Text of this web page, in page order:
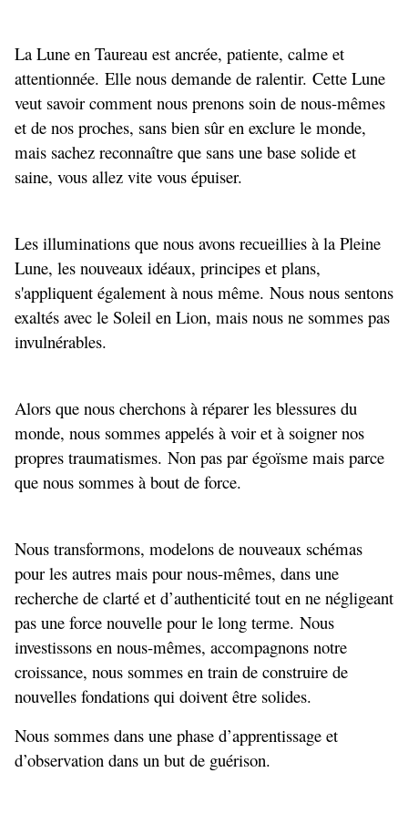
La Lune en Taureau est ancrée, patiente, calme et
attentionnée. Elle nous demande de ralentir. Cette Lune
veut savoir comment nous prenons soin de nous-mêmes
et de nos proches, sans bien sûr en exclure le monde,
mais sachez reconnaître que sans une base solide et
saine, vous allez vite vous épuiser.
Les illuminations que nous avons recueillies à la Pleine
Lune, les nouveaux idéaux, principes et plans,
s'appliquent également à nous même. Nous nous sentons
exaltés avec le Soleil en Lion, mais nous ne sommes pas
invulnérables.
Alors que nous cherchons à réparer les blessures du
monde, nous sommes appelés à voir et à soigner nos
propres traumatismes. Non pas par égoïsme mais parce
que nous sommes à bout de force.
Nous transformons, modelons de nouveaux schémas
pour les autres mais pour nous-mêmes, dans une
recherche de clarté et d’authenticité tout en ne négligeant
pas une force nouvelle pour le long terme. Nous
investissons en nous-mêmes, accompagnons notre
croissance, nous sommes en train de construire de
nouvelles fondations qui doivent être solides.
Nous sommes dans une phase d’apprentissage et
d’observation dans un but de guérison.